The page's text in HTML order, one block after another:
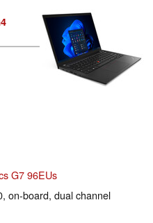
G7 96EUs
on-board, dual channel